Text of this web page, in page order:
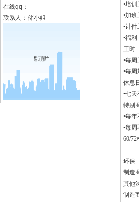
在线qq：
联系人：储小姐
•培
•加
•计
•福利
工时
•每
•每
休息
•七
特别
•每
•每
60/72
环保
制造
其他
制造